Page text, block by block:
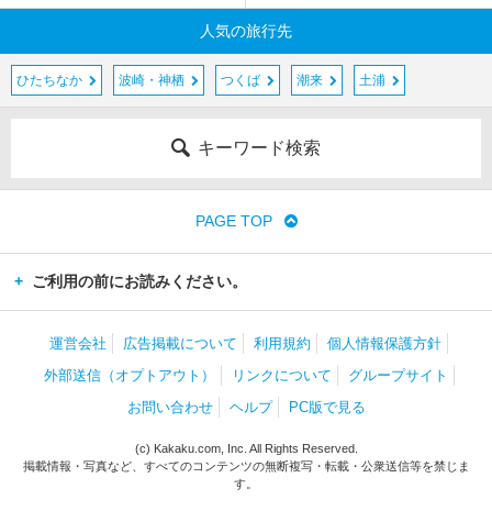
人気の旅行先
ひたちなか 波崎・神栖 つくば 潮来 土浦
キーワード検索
PAGE TOP
ご利用の前にお読みください。
運営会社 広告掲載について 利用規約
個人情報保護方針
外部送信（オプトアウト）
リンクについて
グループサイト
お問い合わせ
ヘルプ PC版で見る
(c) Kakaku.com, Inc. All Rights Reserved.
掲載情報・写真など、すべてのコンテンツの無断複写・転載・公衆送信等を禁じま
す。